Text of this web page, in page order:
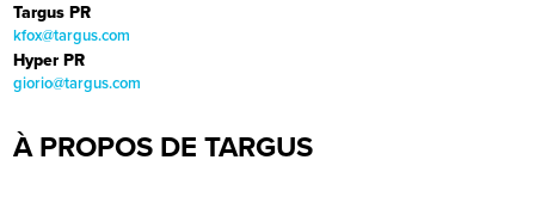
Targus PR
kfox@targus.com
Hyper PR
giorio@targus.com
À PROPOS DE TARGUS